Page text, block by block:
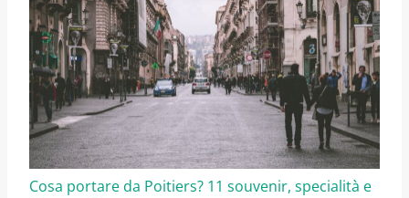
Cosa portare da Poitiers? 11 souvenir, specialità e